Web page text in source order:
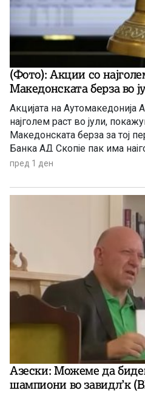
(Фото): Акции со
Македонската берза во
Акцијата на Аутомакедонија
најголем раст во јули,
Македонската берза за тој
Банка АД Скопје пак има
продолжение целосно и
пред 1 ден
Азески: Можеме да
шампиони во завидл’к